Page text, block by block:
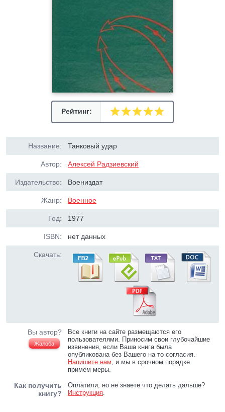
Рейтинг:
Название: Танковый удар
Автор: Алексей Радзиевский
Издательство: Воениздат
Жанр: Военное
Год: 1977
ISBN: нет данных
Скачать:
Вы автор?
Жалоба
Все книги на сайте размещаются его
пользователями. Приносим свои глубочайшие
извинения, если Ваша книга была
опубликована без Вашего на то согласия.
Напишите нам, и мы в срочном порядке
примем меры.
Как получить
книгу?
Оплатили, но не знаете что делать дальше?
Инструкция.